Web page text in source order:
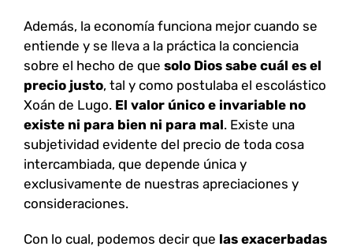
Además, la economía funciona mejor cuando se
entiende y se lleva a la práctica la conciencia
sobre el hecho de que solo Dios sabe cuál es el
precio justo, tal y como postulaba el escolástico
Xoán de Lugo. El valor único e invariable no
existe ni para bien ni para mal. Existe una
subjetividad evidente del precio de toda cosa
intercambiada, que depende única y
exclusivamente de nuestras apreciaciones y
consideraciones.
Con lo cual, podemos decir que las exacerbadas